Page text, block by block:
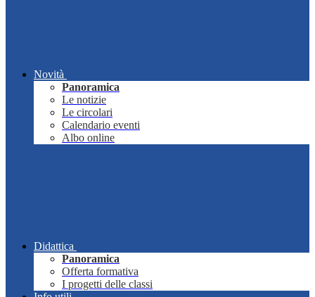
Novità
Panoramica
Le notizie
Le circolari
Calendario eventi
Albo online
Didattica
Panoramica
Offerta formativa
I progetti delle classi